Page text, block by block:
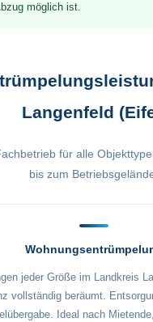
möglich ist.
Langenfeld
für alle
bis zum
jeder Größe im Landkreis
vollständig beräumt.
Ideal nach